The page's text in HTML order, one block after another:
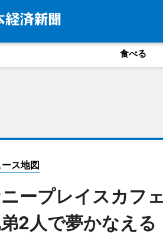
食べる
ス地図
ープレイスカフ
2人で夢かなえる